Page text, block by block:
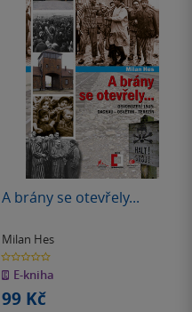
A brány se otevřely...
Milan Hes
0.0
z
5
hvězdiček
E-kniha
99 Kč